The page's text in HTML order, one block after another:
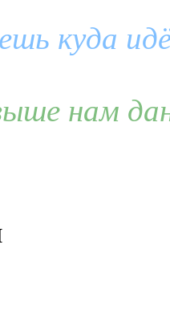
куда
нам